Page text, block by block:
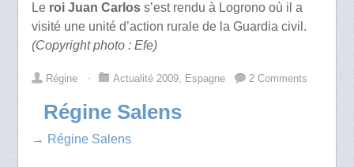
Le roi Juan Carloss’est rendu à Logrono où il a
visité une unité d’action rurale de la Guardia civil.
(Copyright photo : Efe)
Régine ⋅ Actualité 2009, Espagne 2 Comments
Régine Salens
→ Régine Salens